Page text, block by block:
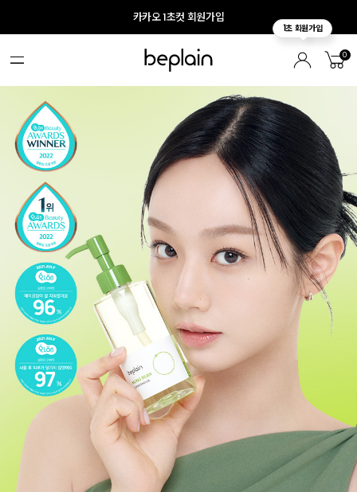
카카오 1초컷 회원가입
0